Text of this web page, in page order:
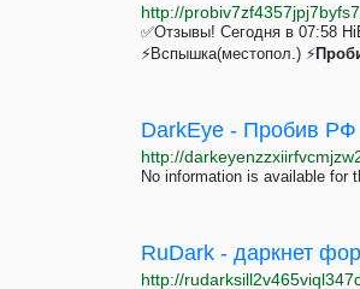
http://
✅Отзывы! Сегодня в 07:58
⚡Вспышка(местопол.) ⚡
DarkEye - Пробив РФ
http://
No information is available for
RuDark - даркнет